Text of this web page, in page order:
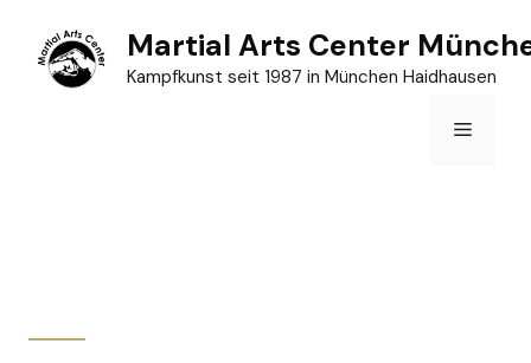
Inhalt
springen
Martial Arts Center
Kampfkunst seit 1987 in München Haidhausen
Menü